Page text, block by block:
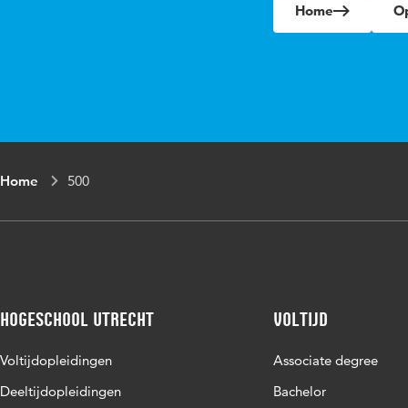
Home
Home 500
Hogeschool Utrecht
Voltijdopleidingen
Deeltijdopleidingen
Voltijd
Associate degree
Bachelor